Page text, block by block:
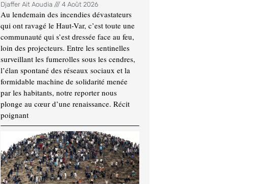
Djaffer Ait Aoudia 4 Août 2026
Au lendemain des incendies dévastateurs
qui ont ravagé le Haut-Var, c’est toute une
communauté qui s’est dressée face au feu,
loin des projecteurs. Entre les sentinelles
surveillant les fumerolles sous les cendres,
l’élan spontané des réseaux sociaux et la
formidable machine de solidarité menée
par les habitants, notre reporter nous
plonge au cœur d’une renaissance. Récit
poignant